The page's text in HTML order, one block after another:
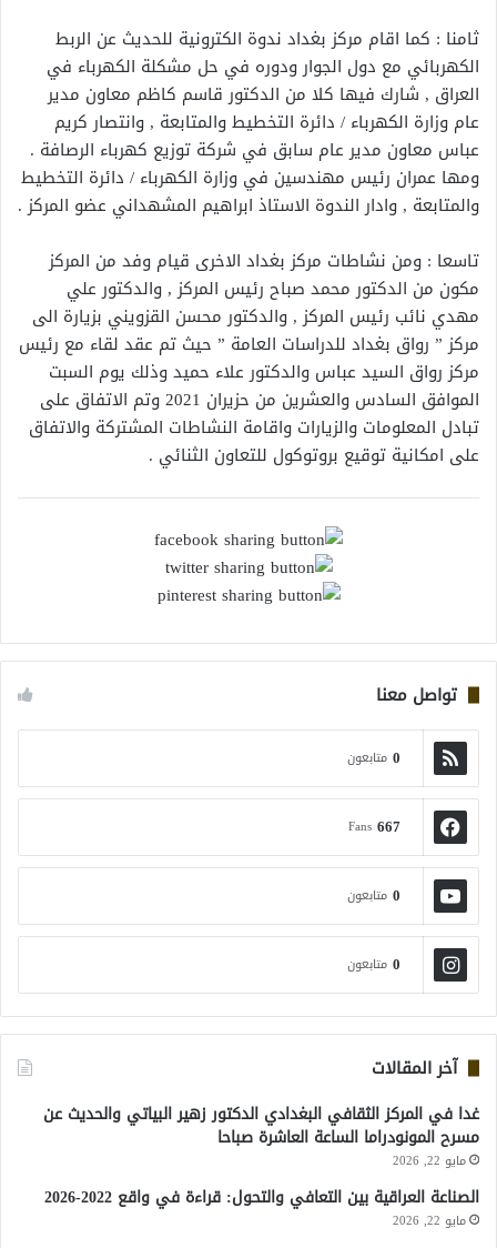
ثامنا : كما اقام مركز بغداد ندوة الكترونية للحديث عن الربط
الكهربائي مع دول الجوار ودوره في حل مشكلة الكهرباء في
العراق , شارك فيها كلا من الدكتور قاسم كاظم معاون مدير
عام وزارة الكهرباء / دائرة التخطيط والمتابعة , وانتصار كريم
عباس معاون مدير عام سابق في شركة توزيع كهرباء الرصافة .
ومها عمران رئيس مهندسين في وزارة الكهرباء / دائرة التخطيط
والمتابعة , وادار الندوة الاستاذ ابراهيم المشهداني عضو المركز .
تاسعا : ومن نشاطات مركز بغداد الاخرى قيام وفد من المركز
مكون من الدكتور محمد صباح رئيس المركز , والدكتور علي
مهدي نائب رئيس المركز , والدكتور محسن القزويني بزيارة الى
مركز ” رواق بغداد للدراسات العامة ” حيث تم عقد لقاء مع رئيس
مركز رواق السيد عباس والدكتور علاء حميد وذلك يوم السبت
الموافق السادس والعشرين من حزيران 2021 وتم الاتفاق على
تبادل المعلومات والزيارات واقامة النشاطات المشتركة والاتفاق
على امكانية توقيع بروتوكول للتعاون الثنائي .
تواصل معنا
0 متابعون
667
Fans
0 متابعون
0 متابعون
آخر المقالات
غدا في المركز الثقافي البغدادي الدكتور زهير البياتي والحديث عن
مسرح المونودراما الساعة العاشرة صباحا
مايو 22, 2026
الصناعة العراقية بين التعافي والتحول: قراءة في واقع 2022-2026
مايو 22, 2026